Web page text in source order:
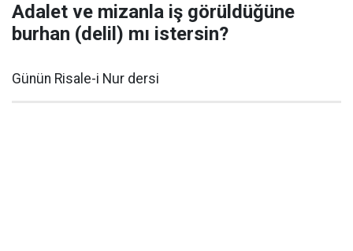
Adalet ve mizanla iş görüldüğüne
burhan (delil) mı istersin?
Günün Risale-i Nur dersi